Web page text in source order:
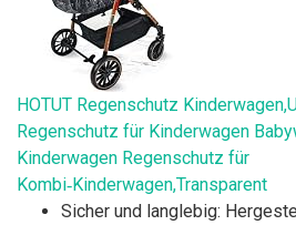
HOTUT Regenschutz
Regenschutz für Kinderwagen
Kinderwagen Regenschutz für
Kombi‑Kinderwagen,Transparent
Sicher und langlebig: